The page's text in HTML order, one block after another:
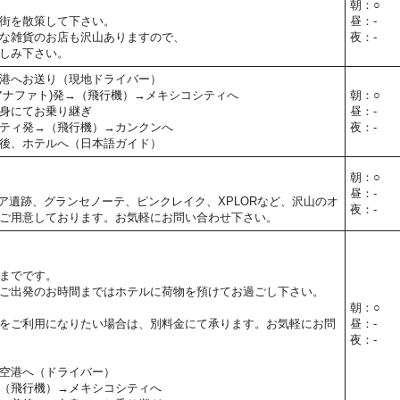
を散策して下さい。
雑貨のお店も沢山ありますので、
み下さい。
朝：○
昼：-
夜：-
へお送り（現地ドライバー）
ナファト)発→（飛行機）→メキシコシティへ
にてお乗り継ぎ
ィ発→（飛行機）→カンクンへ
、ホテルへ（日本語ガイド）
朝：○
昼：-
夜：-
遺跡、グランセノーテ、ピンクレイク、XPLORなど、沢山のオ
用意しております。お気軽にお問い合わせ下さい。
朝：○
昼：-
夜：-
でです。
出発のお時間まではホテルに荷物を預けてお過ごし下さい。
ご利用になりたい場合は、別料金にて承ります。お気軽にお問
港へ（ドライバー）
飛行機）→メキシコシティへ
朝：○
昼：-
夜：-